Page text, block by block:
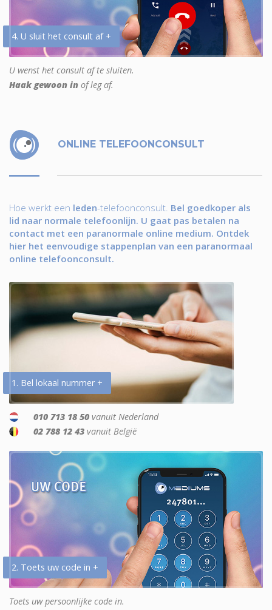
4. U sluit het consult af +
U wenst het consult af te sluiten.
Haak gewoon in of leg af.
ONLINE TELEFOONCONSULT
Hoe werkt een leden-telefoonconsult. Bel goedkoper als
lid naar normale telefoonlijn. U gaat pas betalen na
contact met een paranormale online medium. Ontdek
hier het eenvoudige stappenplan van een paranormaal
online telefoonconsult.
1. Bel lokaal nummer +
010 713 18 50 vanuit Nederland
02 788 12 43 vanuit België
2. Toets uw code in +
Toets uw persoonlijke code in.